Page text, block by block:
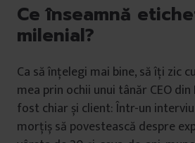
Ce înseamnă
milenial?
Ca să înțelegi mai bine, să îți zic
mea prin ochii unui tânăr CEO
fost chiar și client: Într-un
morțiș să povestească despre